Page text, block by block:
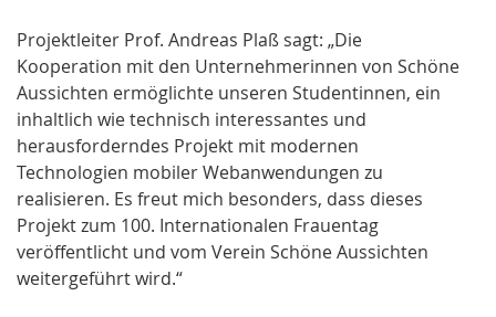
Projektleiter Prof. Andreas Plaß sagt: „Die
Kooperation mit den Unternehmerinnen von Schöne
Aussichten ermöglichte unseren Studentinnen, ein
inhaltlich wie technisch interessantes und
herausforderndes Projekt mit modernen
Technologien mobiler Webanwendungen zu
realisieren. Es freut mich besonders, dass dieses
Projekt zum 100. Internationalen Frauentag
veröffentlicht und vom Verein Schöne Aussichten
weitergeführt wird.“